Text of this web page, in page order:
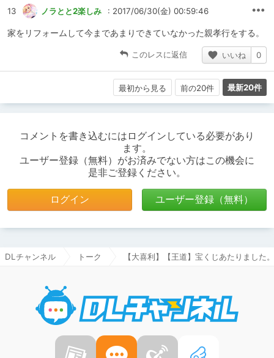
13 ノラとと2楽しみ : 2017/06/30(金) 00:59:46
家をリフォームして今まであまりできていなかった親孝行をする。
このレスに返信 いいね 0
最初から見る 前の20件 最新20件
コメントを書き込むにはログインしている必要があり
ます。
ユーザー登録（無料）がお済みでない方はこの機会に
是非ご登録ください。
ログイン ユーザー登録（無料）
DLチャンネル トーク 【大喜利】【王道】宝くじあたりました